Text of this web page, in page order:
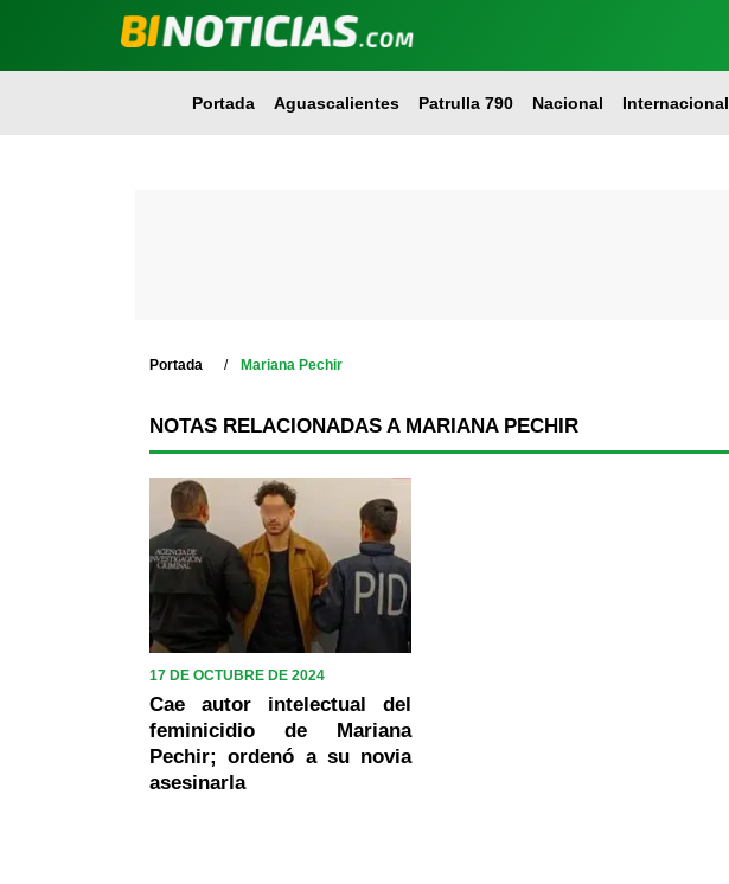
Portada Aguascalientes Patrulla 790 Nacional Internacional
Portada Mariana Pechir
NOTAS RELACIONADAS A MARIANA PECHIR
17 DE OCTUBRE DE 2024
Cae autor intelectual del
feminicidio de Mariana
Pechir; ordenó a su novia
asesinarla